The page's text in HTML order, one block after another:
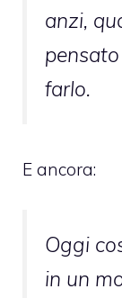
anzi,
farlo.
E ancora:
Oggi
in un